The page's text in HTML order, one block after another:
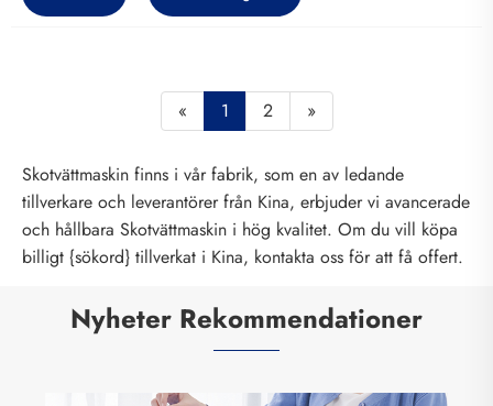
« 1 2 »
Skotvättmaskin finns i vår fabrik, som en av ledande
tillverkare och leverantörer från Kina, erbjuder vi avancerade
och hållbara Skotvättmaskin i hög kvalitet. Om du vill köpa
billigt {sökord} tillverkat i Kina, kontakta oss för att få offert.
Nyheter Rekommendationer